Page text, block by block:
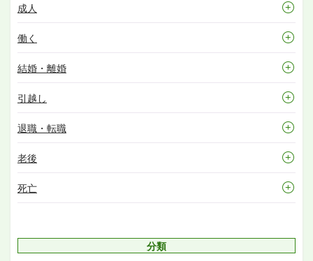
成人
働く
結婚・離婚
引越し
退職・転職
老後
死亡
分類